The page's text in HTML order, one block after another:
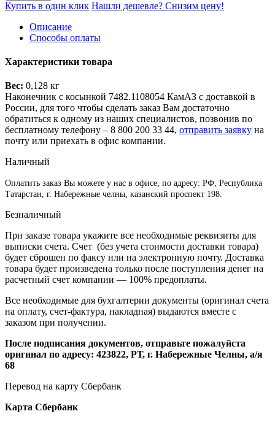
Купить в один клик Нашли дешевле? Снизим цену!
Описание
Способы оплаты
Характеристики товара
Вес: 0,128 кг
Наконечник с косынкой 7482.1108054 КамАЗ с доставкой в
России, для того чтобы сделать заказ Вам достаточно
обратиться к одному из наших специалистов, позвонив по
бесплатному телефону – 8 800 200 33 44, отправить заявку на
почту или приехать в офис компании.
Наличный
Оплатить заказ Вы можете у нас в офисе, по адресу: РФ, Республика
Татарстан, г. Набережные челны, казанский проспект 198.
Безналичный
При заказе товара укажите все необходимые реквизиты для
выписки счета. Счет (без учета стоимости доставки товара)
будет сброшен по факсу или на электронную почту. Доставка
товара будет произведена только после поступления денег на
расчетный счет компании — 100% предоплаты.
Все необходимые для бухгалтерии документы (оригинал счета
на оплату, счет-фактура, накладная) выдаются вместе с
заказом при получении.
После подписания документов, отправьте пожалуйста
оригинал по адресу: 423822, РТ, г. Набережные Челны, а/я
68
Перевод на карту Сбербанк
Карта Сбербанк